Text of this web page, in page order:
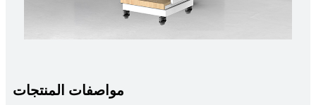
مواصفات المنتجات